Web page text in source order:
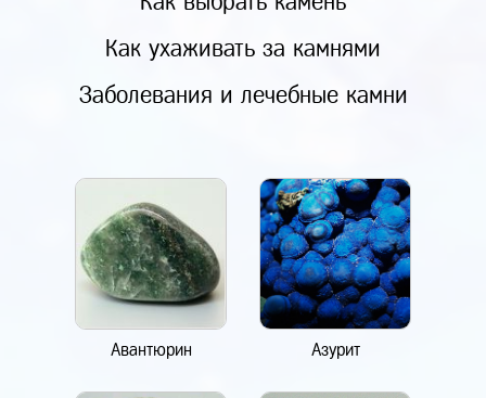
Как ухаживать за камнями
Заболевания и лечебные камни
Авантюрин Азурит